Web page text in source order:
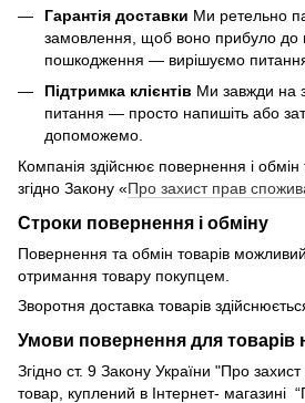
Гарантія доставки Ми ретельно
замовлення, щоб воно прибуло до
пошкодження — вирішуємо
Підтримка клієнтів Ми завжди на
питання — просто напишіть або
допоможемо.
Компанія здійснює повернення і обмін
згідно Закону «Про захист прав
Строки повернення і обміну
Повернення та обмін товарів
отримання товару покупцем.
Зворотня доставка товарів
Умови повернення для товарів
Згідно ст. 9 Закону України "Про
товар, куплений в Інтернет-